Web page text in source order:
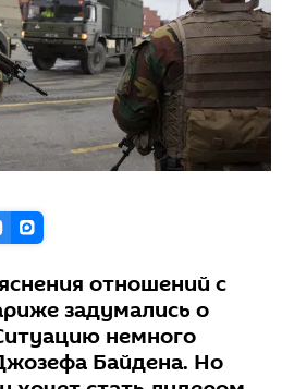
отношений с
задумались о
немного
Байдена. Но